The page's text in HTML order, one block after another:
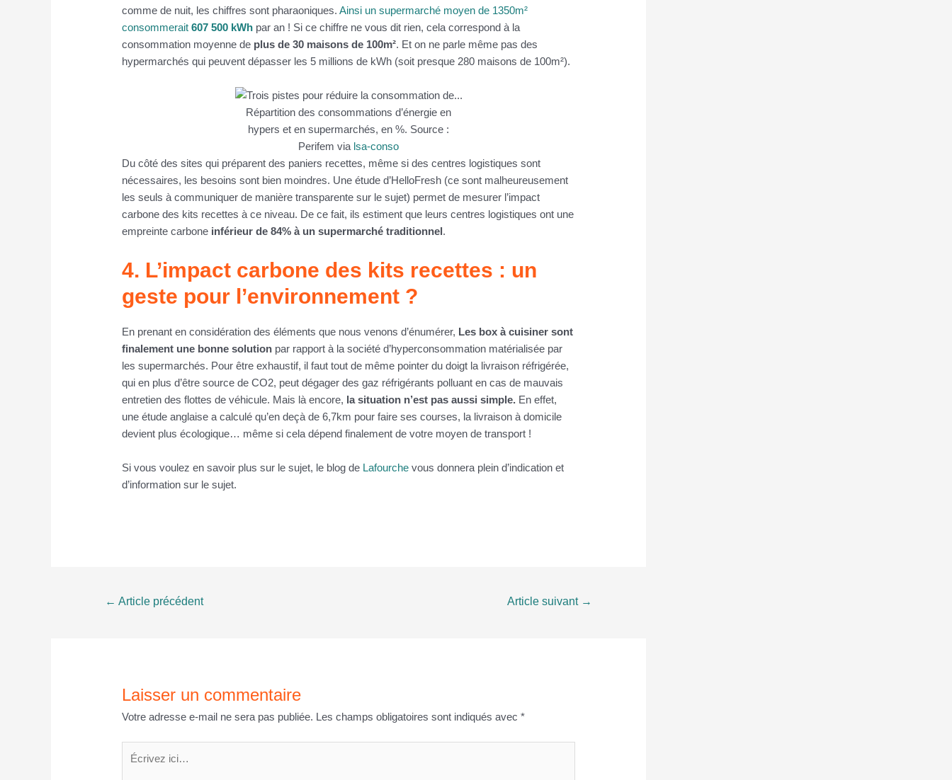
comme de nuit, les chiffres sont pharaoniques.Ainsi un supermarché moyen de 1350m²
consommerait607 500 kWh par an ! Si ce chiffre ne vous dit rien, cela correspond à la
consommation moyenne de plus de 30 maisons de 100m². Et on ne parle même pas des
hypermarchés qui peuvent dépasser les 5 millions de kWh (soit presque 280 maisons de 100m²).
Répartition des consommations d’énergie en
hypers et en supermarchés, en %. Source :
Perifem via lsa-conso
Du côté des sites qui préparent des paniers recettes, même si des centres logistiques sont
nécessaires, les besoins sont bien moindres. Une étude d’HelloFresh (ce sont malheureusement
les seuls à communiquer de manière transparente sur le sujet) permet de mesurer l’impact
carbone des kits recettes à ce niveau. De ce fait, ils estiment que leurs centres logistiques ont une
empreinte carbone inférieur de 84% à un supermarché traditionnel.
4. L’impact carbone des kits recettes : un
geste pour l’environnement ?
En prenant en considération des éléments que nous venons d’énumérer, Les box à cuisiner sont
finalement une bonne solution par rapport à la société d’hyperconsommation matérialisée par
les supermarchés. Pour être exhaustif, il faut tout de même pointer du doigt la livraison réfrigérée,
qui en plus d’être source de CO2, peut dégager des gaz réfrigérants polluant en cas de mauvais
entretien des flottes de véhicule. Mais là encore, la situation n’est pas aussi simple. En effet,
une étude anglaise a calculé qu’en deçà de 6,7km pour faire ses courses, la livraison à domicile
devient plus écologique… même si cela dépend finalement de votre moyen de transport !
Si vous voulez en savoir plus sur le sujet, le blog de Lafourchevous donnera plein d’indication et
d’information sur le sujet.
Navigation
← Article précédent Article suivant →
Laisser un commentaire
Votre adresse e-mail ne sera pas publiée. Les champs obligatoires sont indiqués avec*
ici…